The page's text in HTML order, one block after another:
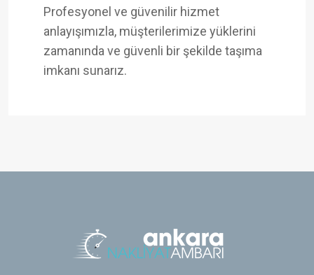
Profesyonel ve güvenilir hizmet
anlayışımızla, müşterilerimize yüklerini
zamanında ve güvenli bir şekilde taşıma
imkanı sunarız.